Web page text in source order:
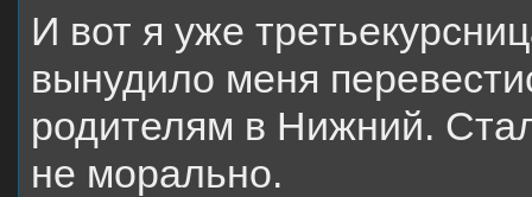
И вот я уже
вынудило меня
родителям в Нижний.
не морально.